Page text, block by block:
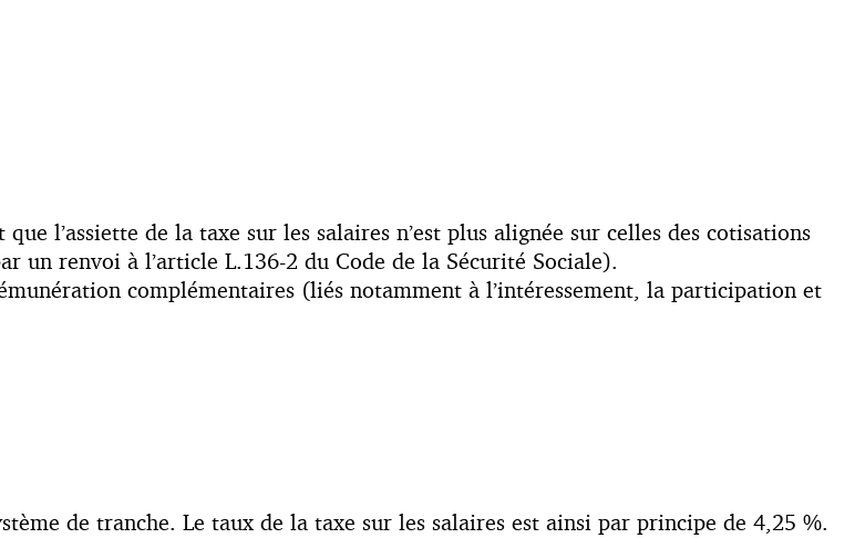
l’assiette de la taxe sur les salaires n’est plus alignée sur celles des cotisations
un renvoi à l’article L.136-2 du Code de la Sécurité Sociale).
complémentaires (liés notamment à l’intéressement, la participation et
de tranche. Le taux de la taxe sur les salaires est ainsi par principe de 4,25 %.